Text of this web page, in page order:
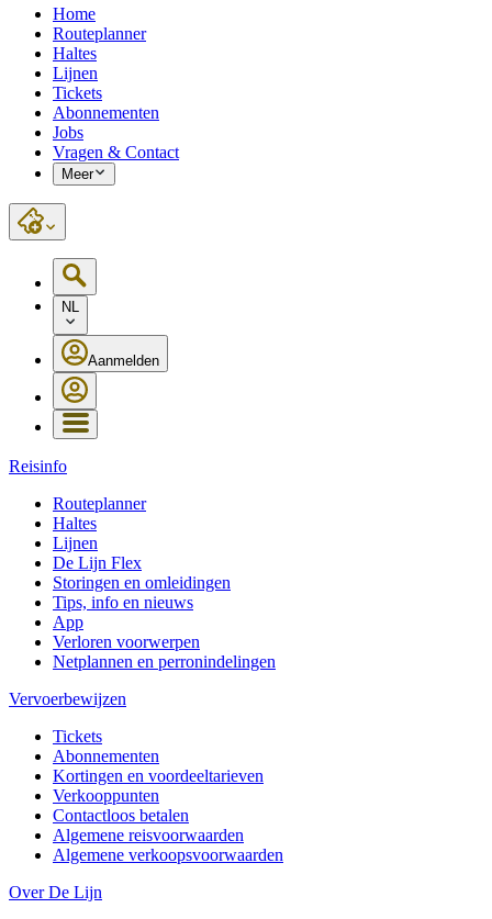
Home
Routeplanner
Haltes
Lijnen
Tickets
Abonnementen
Jobs
Vragen & Contact
Meer
NL
Aanmelden
Reisinfo
Routeplanner
Haltes
Lijnen
De Lijn Flex
Storingen en omleidingen
Tips, info en nieuws
App
Verloren voorwerpen
Netplannen en perronindelingen
Vervoerbewijzen
Tickets
Abonnementen
Kortingen en voordeeltarieven
Verkooppunten
Contactloos betalen
Algemene reisvoorwaarden
Algemene verkoopsvoorwaarden
Over De Lijn